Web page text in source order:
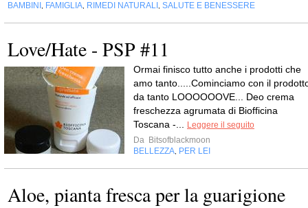
BAMBINI
FAMIGLIA RIMEDI NATURALI SALUTE E BENESSERE
Love/Hate - PSP #11
Ormai finisco tutto anche i prodotti che
amo tanto.....Cominciamo con il
da tanto LOOOOOOVE... Deo crema
freschezza agrumata di Biofficina
Toscana -...
Leggere il seguito
Da Bitsofblackmoon
BELLEZZA PER LEI
Aloe, pianta fresca per la guarigione